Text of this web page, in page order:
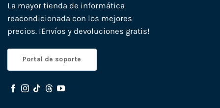
La mayor tienda de informática
reacondicionada con los mejores
precios. ¡Envíos y devoluciones gratis!
Portal de soporte